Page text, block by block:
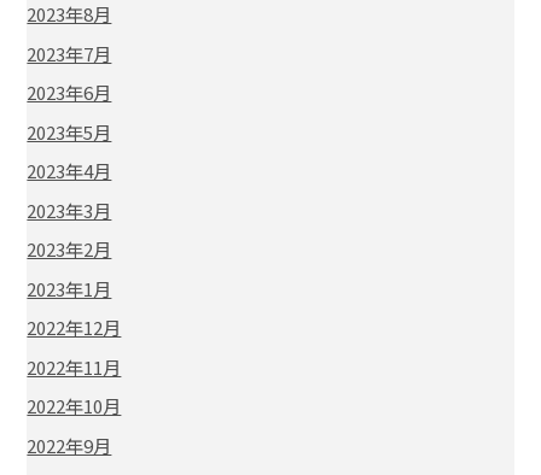
2023年8月
2023年7月
2023年6月
2023年5月
2023年4月
2023年3月
2023年2月
2023年1月
2022年12月
2022年11月
2022年10月
2022年9月